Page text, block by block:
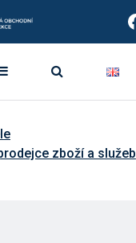
zboží a služeb